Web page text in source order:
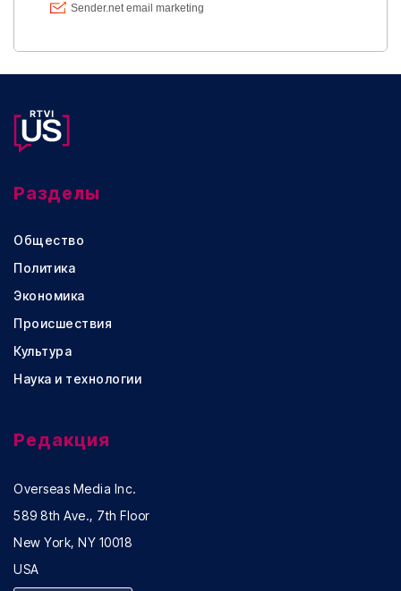
Разделы
Общество
Политика
Экономика
Происшествия
Культура
Наука и технологии
Редакция
Overseas Media Inc.
589 8th Ave., 7th Floor
New York, NY 10018
USA